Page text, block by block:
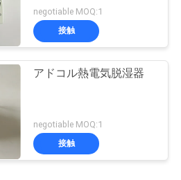
negotiable MOQ:1
接触
アドコル熱電気脱湿器
negotiable MOQ:1
接触